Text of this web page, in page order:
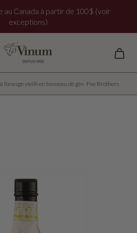
au Canada à partir de 100$ (voir
exceptions)
l’orange vieilli en tonneau de gin- Fee Brothers